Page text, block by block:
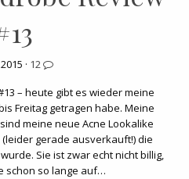
· 12
– heute gibt es wieder meine
Freitag getragen habe. Meine
meine neue Acne Lookalike
gerade ausverkauft!) die
Sie ist zwar echt nicht billig,
schon so lange auf…